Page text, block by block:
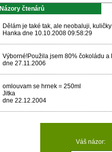
Názory čtenárů
Dělám je také tak, ale neobaluji,
Hanka dne 10.10.2008 09:58:29
Výborné!Použila jsem 80% čokoládu a
dne 27.11.2006
omlouvam se hrnek = 250ml
Jitka
dne 22.12.2004
Váš názor: